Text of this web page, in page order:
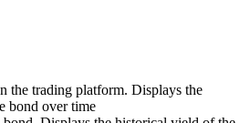
the trading platform. Displays the
bond over time